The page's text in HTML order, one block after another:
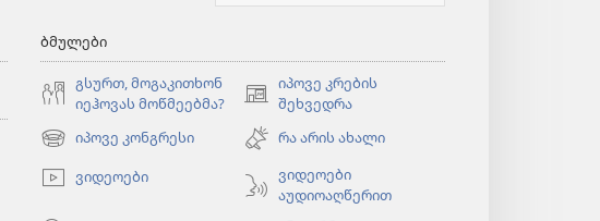
ბმულები
გსურთ, მოგაკითხონ
იეჰოვას მოწმეებმა?
იპოვე კრების
შეხვედრა
(გაიხსნება
ახალი
ფანჯარა)
იპოვე კონგრესი
(გაიხსნება
ახალი
ფანჯარა)
რა არის ახალი
ვიდეოები
ვიდეოები
აუდიოაღწერით